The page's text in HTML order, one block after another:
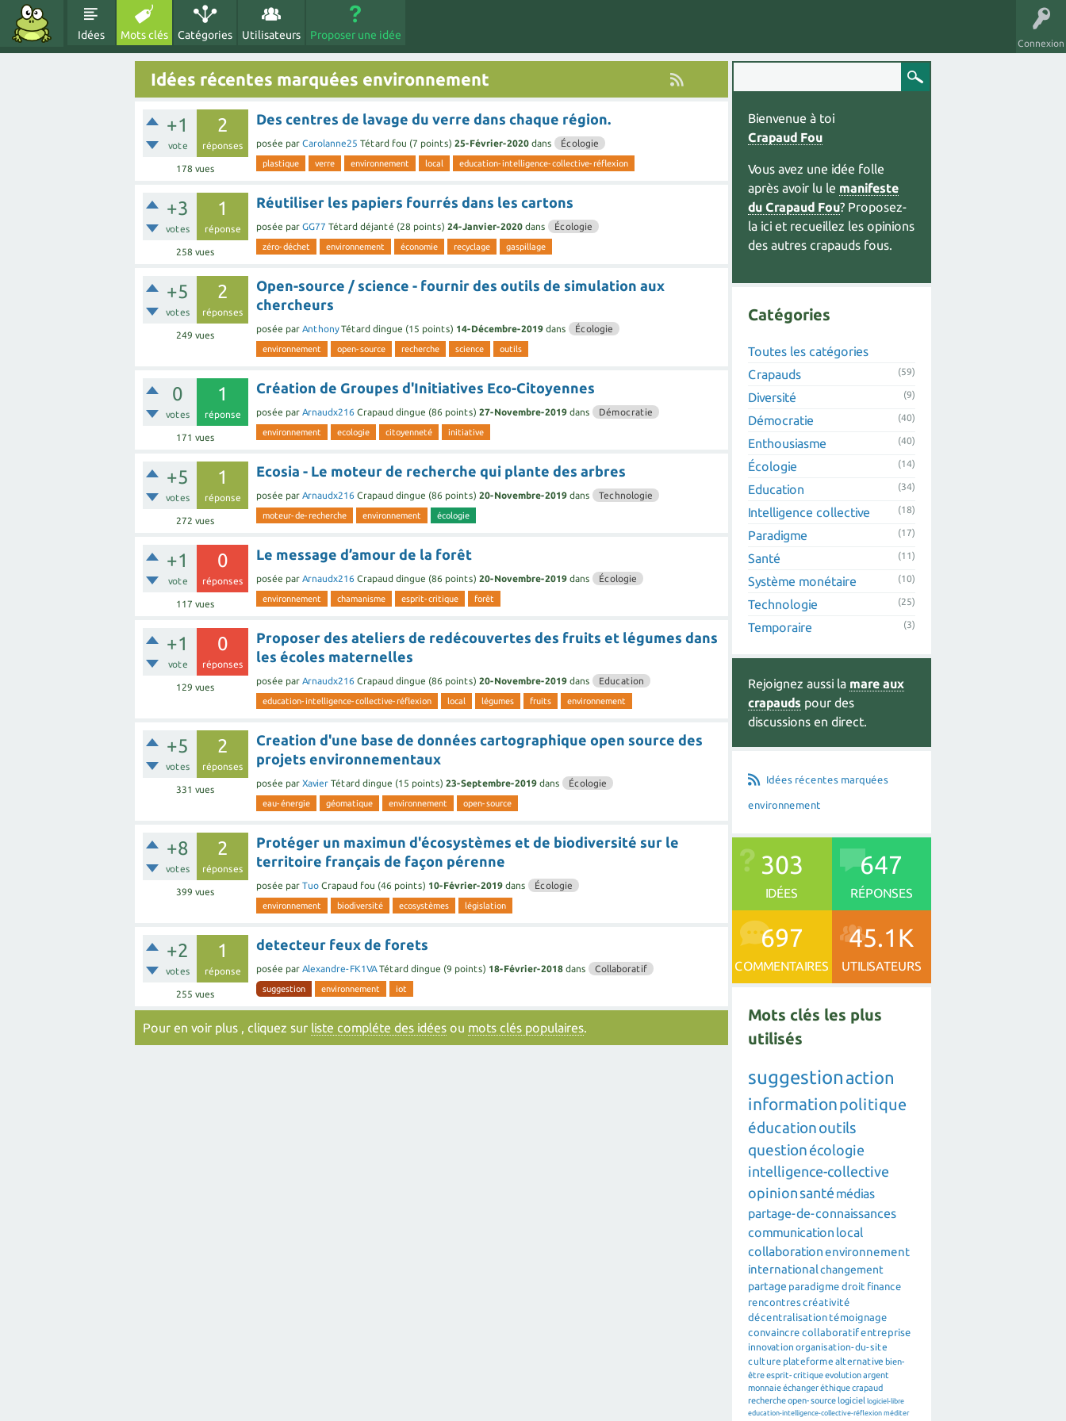
Connexion
Idées Mots clés Catégories Utilisateurs Proposer une idée
Idées récentes marquées environnement
+1
vote
2
réponses
178 vues
Des centres de lavage du verre dans chaque région.
posée par Carolanne25 Tétard fou (7 points) 25-Février-2020 dans Écologie
plastique verre environnement local education-intelligence-collective-réflexion
+3
votes
1
réponse
258 vues
Réutiliser les papiers fourrés dans les cartons
posée par GG77 Tétard déjanté (28 points) 24-Janvier-2020 dans Écologie
zéro-déchet environnement économie recyclage gaspillage
+5
votes
2
réponses
249 vues
Open-source / science - fournir des outils de simulation aux
chercheurs
posée par Anthony Tétard dingue (15 points) 14-Décembre-2019 dans Écologie
environnement open-source recherche science outils
0
votes
1
réponse
171 vues
Création de Groupes d'Initiatives Eco-Citoyennes
posée par Arnaudx216 Crapaud dingue (86 points) 27-Novembre-2019 dans Démocratie
environnement ecologie citoyenneté initiative
+5
votes
1
réponse
272 vues
Ecosia - Le moteur de recherche qui plante des arbres
posée par Arnaudx216 Crapaud dingue (86 points) 20-Novembre-2019 dans Technologie
moteur-de-recherche environnement écologie
+1
vote
0
réponses
117 vues
Le message d’amour de la forêt
posée par Arnaudx216 Crapaud dingue (86 points) 20-Novembre-2019 dans Écologie
environnement chamanisme esprit-critique forêt
+1
vote
0
réponses
129 vues
Proposer des ateliers de redécouvertes des fruits et légumes dans
les écoles maternelles
posée par Arnaudx216 Crapaud dingue (86 points) 20-Novembre-2019 dans Education
education-intelligence-collective-réflexion local légumes fruits environnement
+5
votes
2
réponses
331 vues
Creation d'une base de données cartographique open source des
projets environnementaux
posée par Xavier Tétard dingue (15 points) 23-Septembre-2019 dans Écologie
eau-énergie géomatique environnement open-source
+8
votes
2
réponses
399 vues
Protéger un maximun d'écosystèmes et de biodiversité sur le
territoire français de façon pérenne
posée par Tuo Crapaud fou (46 points) 10-Février-2019 dans Écologie
environnement biodiversité ecosystèmes législation
+2
votes
1
réponse
255 vues
detecteur feux de forets
posée par Alexandre-FK1VA Tétard dingue (9 points) 18-Février-2018 dans Collaboratif
suggestion environnement iot
Pour en voir plus , cliquez sur liste compléte des idées ou mots clés populaires.
Bienvenue à toi
Crapaud Fou
Vous avez une idée folle
après avoir lu le manifeste
du Crapaud Fou? Proposez-
la ici et recueillez les opinions
des autres crapauds fous.
Catégories
Toutes les catégories
Crapauds
(59)
Diversité (9)
Démocratie (40)
Enthousiasme (40)
Écologie (14)
Education (34)
Intelligence collective (18)
Paradigme (17)
Santé (11)
Système monétaire (10)
Technologie (25)
Temporaire (3)
Rejoignez aussi la mare aux
crapauds pour des
discussions en direct.
Idées récentes marquées
environnement
303
IDÉES
647
RÉPONSES
697
COMMENTAIRES
45.1K
UTILISATEURS
Mots clés les plus
utilisés
suggestion action
informationpolitique
éducationoutils
question écologie
intelligence-collective
opinion santé médias
partage-de-connaissances
communication local
collaborationenvironnement
internationalchangement
partage paradigme droit finance
rencontrescréativité
décentralisation témoignage
convaincre collaboratifentreprise
innovation organisation-du-site
culture plateforme alternative bien-
êtreesprit-critiqueevolutionargent
monnaieéchangeréthiquecrapaud
rechercheopen-source logiciel logiciel-libre
education-intelligence-collective-réflexion méditer